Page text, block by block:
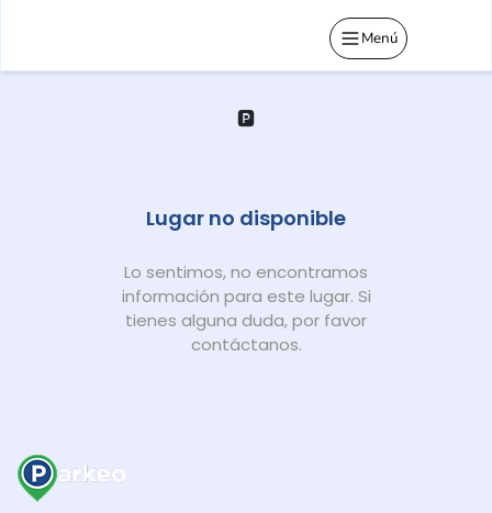
Menú
🅿️
Lugar no disponible
Lo sentimos, no encontramos
información para este lugar. Si
tienes alguna duda, por favor
contáctanos.